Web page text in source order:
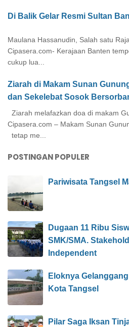
Di Balik Gelar Resmi Sultan
Maulana Hassanudin, Salah satu
Cipasera.com- Kerajaan Banten
cukup lua...
Ziarah di Makam Sunan
dan Sekelebat Sosok
Ziarah melafazkan doa di makam
Cipasera.com – Makam Sunan
tetap me...
POSTINGAN POPULER
Pariwisata Tangsel
Dugaan 11 Ribu
SMK/SMA.
Independent
Eloknya
Kota Tangsel
Pilar Saga Iksan